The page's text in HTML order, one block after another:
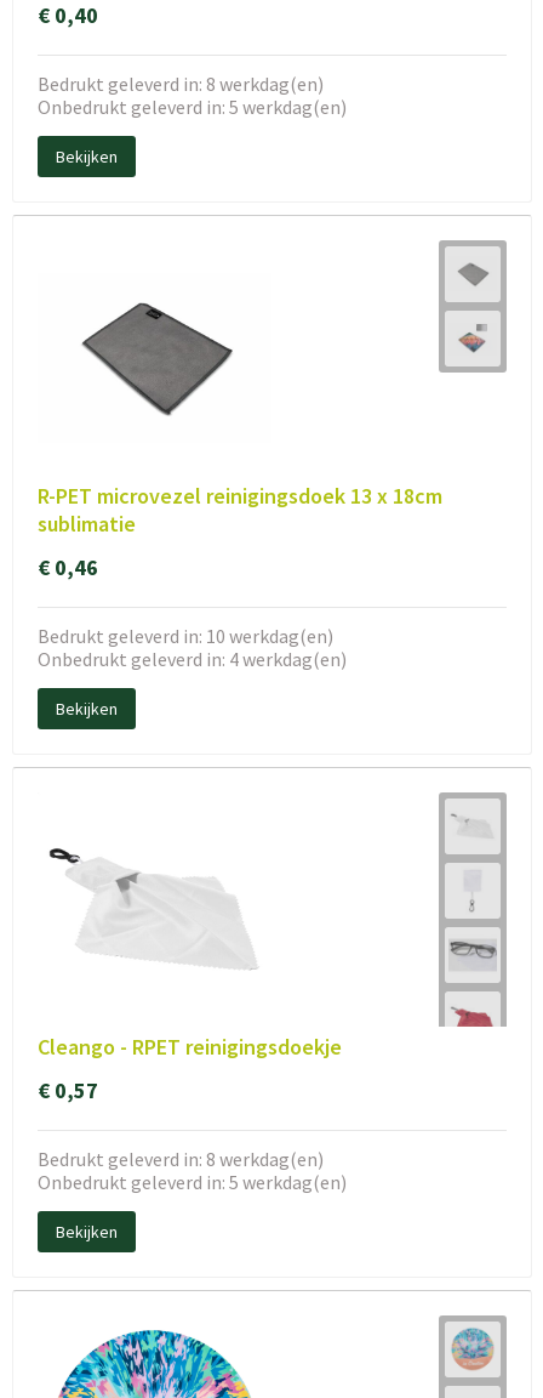
€ 0,40
Bedrukt geleverd in: 8 werkdag(en)
Onbedrukt geleverd in: 5 werkdag(en)
Bekijken
R-PET microvezel reinigingsdoek 13 x 18cm
sublimatie
€ 0,46
Bedrukt geleverd in: 10 werkdag(en)
Onbedrukt geleverd in: 4 werkdag(en)
Bekijken
Cleango - RPET reinigingsdoekje
€ 0,57
Bedrukt geleverd in: 8 werkdag(en)
Onbedrukt geleverd in: 5 werkdag(en)
Bekijken